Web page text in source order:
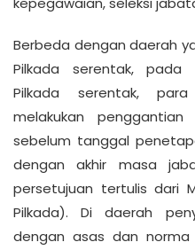
Berbeda dengan daerah
Pilkada serentak, pada
Pilkada serentak,
melakukan
sebelum tanggal
dengan akhir masa
persetujuan tertulis dari
Pilkada). Di daerah
dengan asas dan norma